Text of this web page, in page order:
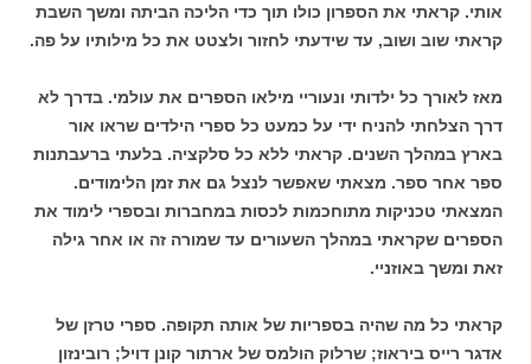
אותי. קראתי את הספרון כולו תוך כדי הליכה הביתה ומשך השבת
קראתי שוב ושוב, עד שידעתי לחזור ולצטט את כל מילותיו על פה.
מאז לאורך כל ילדותי ונעוריי מילאו הספרים את עולמי. בדרך לא
דרך הצלחתי להניח ידי על כמעט כל ספרי הילדים שראו אור
בארץ במהלך השנים. קראתי ללא כל סלקציה. בלעתי ברעבתנות
ספר אחר ספר. מצאתי שאפשר לנצל גם את זמן הלימודים.
המצאתי טכניקות מתוחכמות לכסות במחברות ובספרי לימוד את
הספרים שקראתי במהלך השעורים עד שמורה זה או אחר גילה
זאת ומשך באוזניי.
קראתי כל מה שהיה בספריות של אותה תקופה. ספרי טרזן של
אדגר רייס ביראוז; שרלוק הולמס של ארתור קונן דויל; רובינזון